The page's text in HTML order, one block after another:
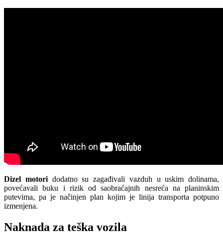
Dizel motoridodatno su zagađivali vazduh u uskim dolinama,
povećavali buku i rizik od saobraćajnih nesreća na planinskim
putevima, pa je načinjen plan kojim je linija transporta potpuno
izmenjena.
Naknada za teška vozila